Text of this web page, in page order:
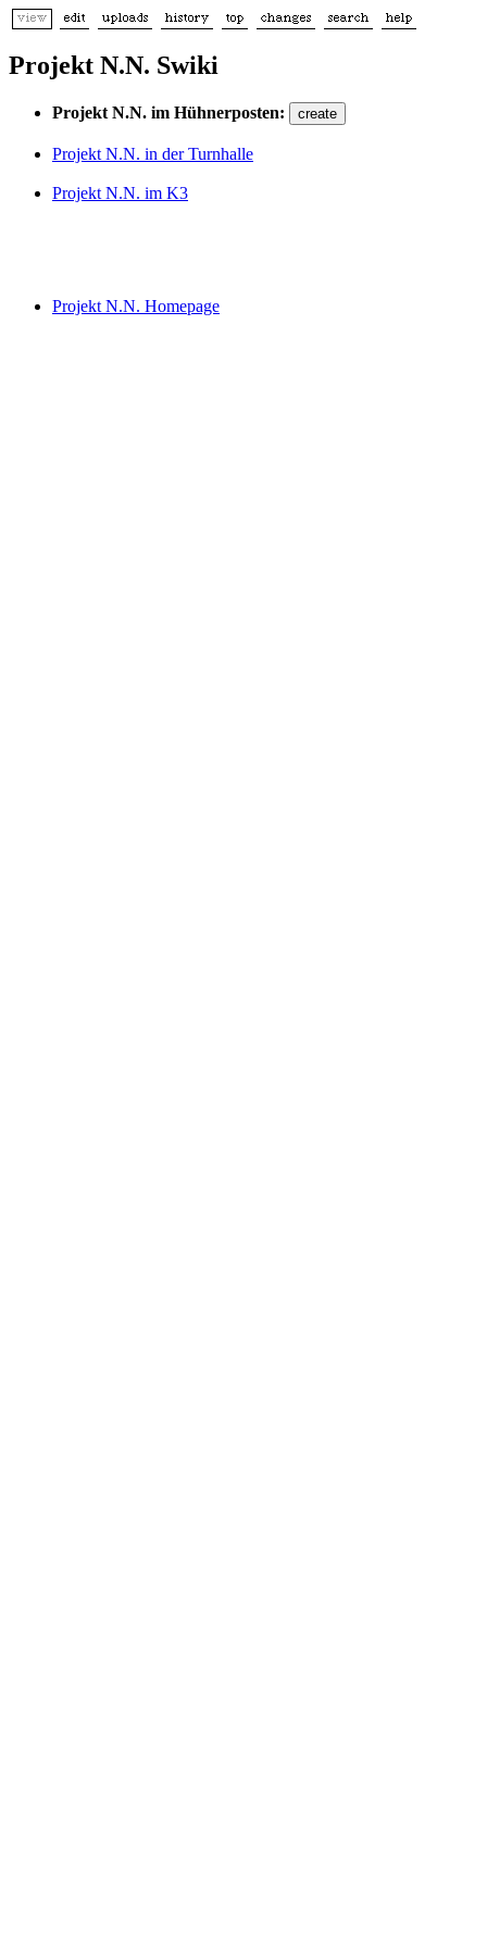
Projekt N.N. Swiki
Projekt N.N. im Hühnerposten:
Projekt N.N. in der Turnhalle
Projekt N.N. im K3
Projekt N.N. Homepage